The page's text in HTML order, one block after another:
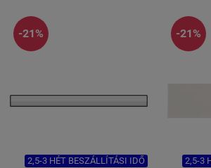
-21%
2,5-3 HÉT BESZÁLLÍTÁSI IDŐ
-21%
2,5-3